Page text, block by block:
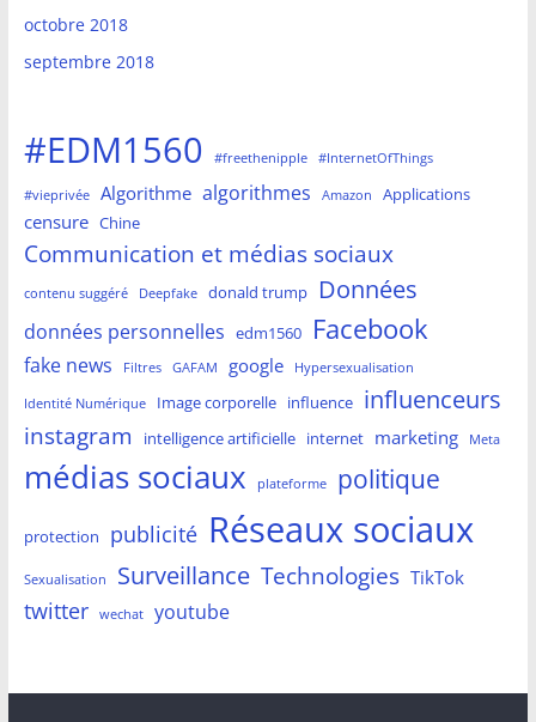
octobre 2018
septembre 2018
#EDM1560 #freethenipple #InternetOfThings
#vieprivée Algorithme algorithmes Amazon Applications
censure Chine
Communication et médias sociaux
contenu suggéré Deepfake donald trump Données
données personnelles edm1560 Facebook
fake news Filtres GAFAM google Hypersexualisation
Identité Numérique Image corporelle influence influenceurs
instagram intelligence artificielle internet marketing Meta
médias sociaux plateforme politique
protection publicité Réseaux sociaux
Sexualisation Surveillance Technologies TikTok
twitter wechat youtube